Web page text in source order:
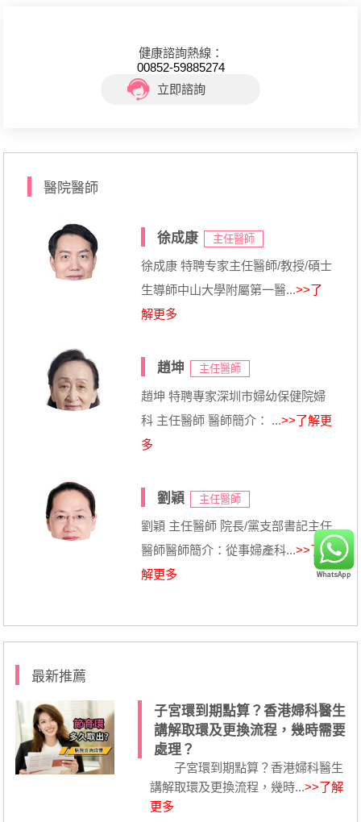
健康諮詢熱線：
00852-59885274
立即諮詢
醫院醫師
徐成康 主任醫師
徐成康 特聘专家主任醫師/教授/碩士
生導師中山大學附屬第一醫...>>了
解更多
趙坤 主任醫師
趙坤 特聘專家深圳市婦幼保健院婦
科 主任醫師 醫師簡介： ...>>了解更
多
劉穎 主任醫師
劉穎 主任醫師 院長/黨支部書記主任
醫師醫師簡介：從事婦產科...>>了
解更多
最新推薦
子宮環到期點算？香港婦科醫生
講解取環及更換流程，幾時需要
處理？
子宮環到期點算？香港婦科醫生
講解取環及更換流程，幾時...>>了解
更多